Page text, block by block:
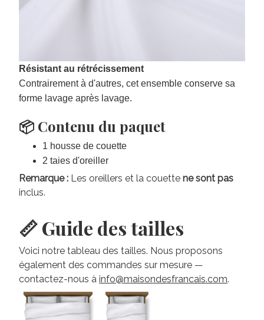
Résistant au rétrécissement
Contrairement à d'autres, cet ensemble conserve sa
forme lavage après lavage.
📦 Contenu du paquet
1 housse de couette
2 taies d'oreiller
Remarque : Les oreillers et la couette ne sont pas
inclus.
📏 Guide des tailles
Voici notre tableau des tailles. Nous proposons
également des commandes sur mesure —
contactez-nous à info@maisondesfrancais.com.